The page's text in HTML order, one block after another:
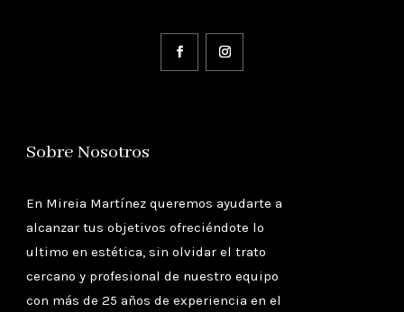
Sobre Nosotros
En Mireia Martínez queremos ayudarte a
alcanzar tus objetivos ofreciéndote lo
ultimo en estética, sin olvidar el trato
cercano y profesional de nuestro equipo
con más de 25 años de experiencia en el